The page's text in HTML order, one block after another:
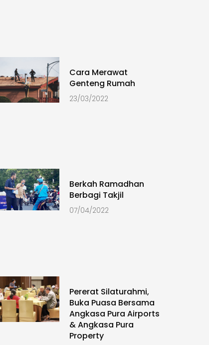
Cara Merawat
Genteng Rumah
23/03/2022
Berkah Ramadhan
Berbagi Takjil
07/04/2022
Pererat Silaturahmi,
Buka Puasa Bersama
Angkasa Pura Airports
& Angkasa Pura
Property